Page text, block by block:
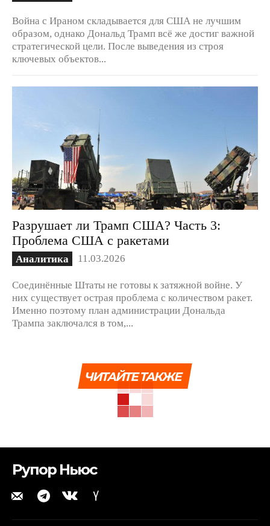
Война с Ираном складывается для США не лучшим
образом, однако Дональд Трамп всё же достиг важной
стратегической цели. После выведения из строя
ключевых объектов...
Разрушает ли Трамп США? Часть 3:
Проблема США с ракетами
Аналитика 11.03.2026
Соединённые Штаты не готовы к затяжной войне. У
них существует острая проблема с количеством ракет.
Именно поэтому план администрации Дональда
Трампа заключался в том,...
ЧИТАЙТЕ ТАКЖЕ
Рупор Ньюс